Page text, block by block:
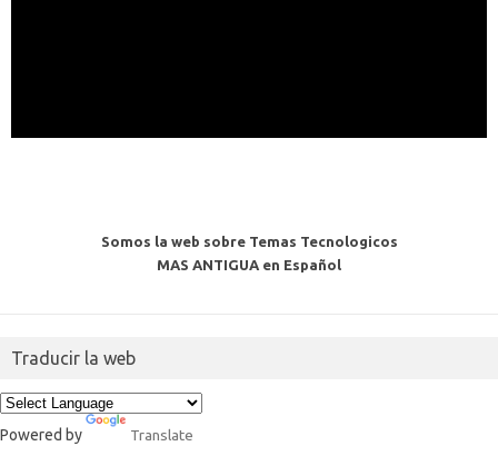
Somos la web sobre Temas Tecnologicos
MAS ANTIGUA en Español
Traducir la web
Powered by Translate